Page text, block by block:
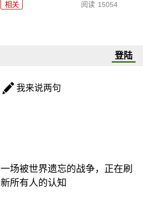
相关 阅读 15054
登陆
我来说两句
一场被世界遗忘的战争，正在刷
新所有人的认知